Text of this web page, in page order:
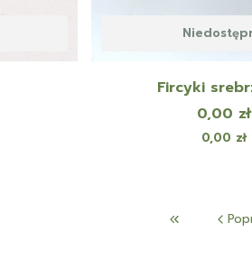
Fircyki
Cena
0,00 zł
Cena
0,00 zł
Wróć do